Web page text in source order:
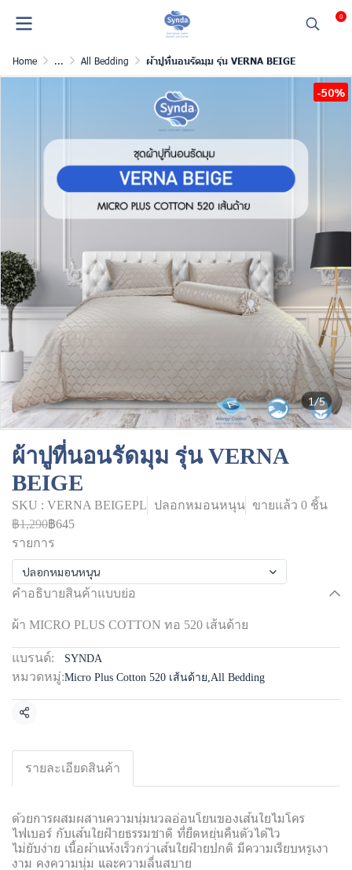
0
Home ... All Bedding ผ้าปูที่นอนรัดมุม รุ่น VERNA BEIGE
1/5
-50%
ผ้าปูที่นอนรัดมุม รุ่น VERNA
BEIGE
SKU : VERNA BEIGEPL ปลอกหมอนหนุน ขายแล้ว 0 ชิ้น
฿1,290฿645
รายการ
ปลอกหมอนหนุน
คำอธิบายสินค้าแบบย่อ
ผ้า MICRO PLUS COTTON ทอ 520 เส้นด้าย
แบรนด์: SYNDA
หมวดหมู่:Micro Plus Cotton 520 เส้นด้าย,All Bedding
แชร์
รายละเอียดสินค้า
ด้วยการผสมผสานความนุ่มนวลอ่อนโยนของเส้นใยไมโคร
ไฟเบอร์ กับเส้นใยฝ้ายธรรมชาติ ที่ยืดหยุ่นคืนตัวได้ไว
ไม่ยับง่าย เนื้อผ้าแห้งเร็วกว่าเส้นใยฝ้ายปกติ มีความเรียบหรูเงา
งาม คงความนุ่ม และความลื่นสบาย